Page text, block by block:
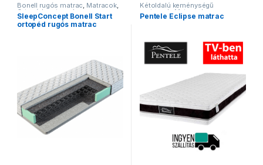
Bonell rugós matrac, Matracok,
Ortopéd matracok
SleepConcept Bonell Start
ortopéd rugós matrac
Kétoldalú keménységű
matracok, Matracok
Memóriahabos matracok,
Pentele Eclipse matrac